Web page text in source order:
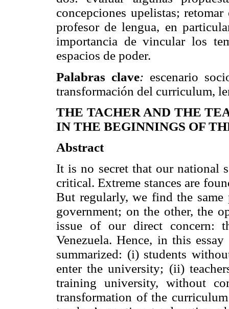
concepciones upelistas;
profesor de lengua, en
importancia de vincular los
espacios de poder.
Palabras clave: escenario
transformación del curriculum,
THE TACHER AND THE
IN THE BEGINNINGS OF
Abstract
It is no secret that our national
critical. Extreme stances are
But regularly, we find the same
government; on the other, the
issue of our direct concern:
Venezuela. Hence, in this
summarized: (i) students
enter the university; (ii)
training university, without
transformation of the